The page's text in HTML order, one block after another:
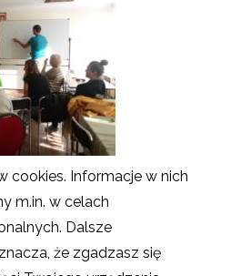
226220208, 226220209
226220211
Filantropii w Polsce
SMULTRON
cookies. Informacje w nich
m.in. w celach
Dalsze
że zgadzasz się